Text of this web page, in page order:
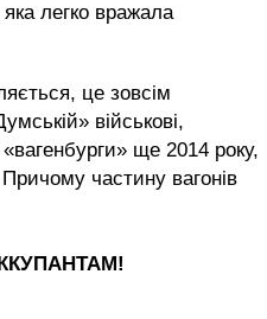
легко вражала
це зовсім
військові,
ще 2014 року,
частину вагонів